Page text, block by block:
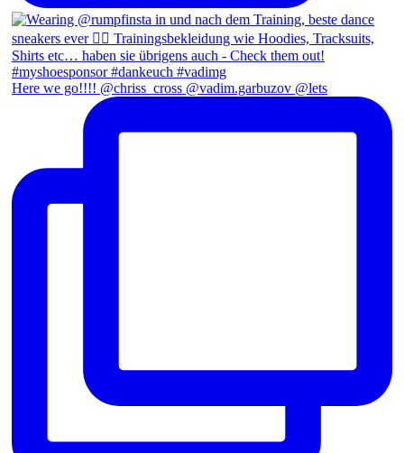
Here we go!!!! @chriss_cross @vadim.garbuzov @lets